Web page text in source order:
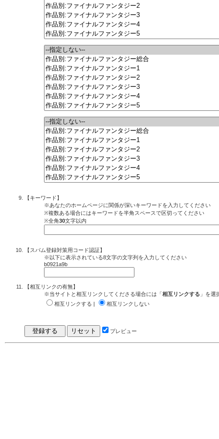
【キーワード】
※あなたのホームページに関係が深いキーワードを入力してください
※複数ある場合にはキーワードを半角スペースで区切ってください
※全角30文字以内
【スパム登録対策用コード認証】
※以下に表示されている8文字の文字列を入力してください
b0921a9b
【相互リンクの有無】
※当サイトと相互リンクしてくださる場合には「相互リンクする 」を選
相互リンクする |
相互リンクしない
プレビュー